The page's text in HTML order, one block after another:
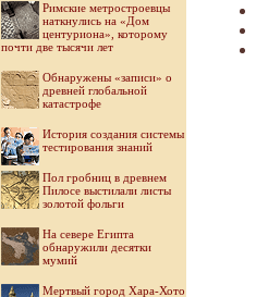
Римские метростроевцы
наткнулись на «Дом
центуриона», которому
почти две тысячи лет
Обнаружены «записи» о
древней глобальной
катастрофе
История создания системы
тестирования знаний
Пол гробниц в древнем
Пилосе выстилали листы
золотой фольги
На севере Египта
обнаружили десятки
мумий
Мертвый город Хара-Хото